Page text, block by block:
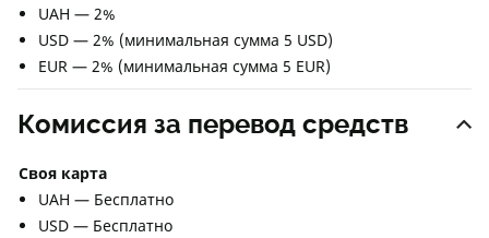
UAH — 2%
USD — 2% (минимальная сумма 5 USD)
EUR — 2% (минимальная сумма 5 EUR)
Комиссия за перевод средств
Своя карта
UAH — Бесплатно
USD — Бесплатно